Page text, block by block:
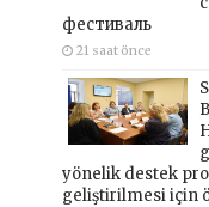
фестиваль
21 saat önce
yönelik destek
geliştirilmesi için